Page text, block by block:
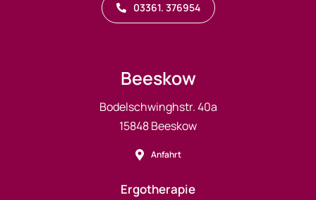
03361. 376954
Beeskow
Bodelschwinghstr. 40a
15848 Beeskow
Anfahrt
Ergotherapie